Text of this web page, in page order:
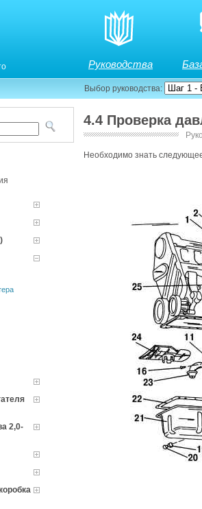
Руководства
Выбор руководства:
2,0-
4.4 Проверка
Необходимо знать